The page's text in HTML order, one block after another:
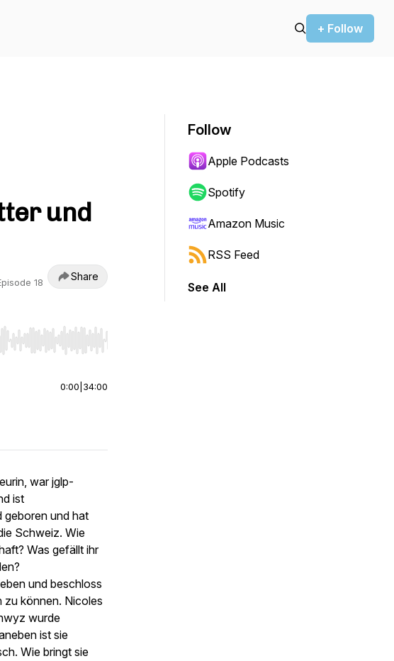
+ Follow
und
18 Share
to start or end. Hold shift to jump forward or backward.
0:00 34:00
war jglp-
ist
geboren und hat
Schweiz. Wie
Was gefällt ihr
und beschloss
zu können. Nicoles
wurde
ist sie
Wie bringt sie
Follow
Apple Podcasts
Spotify
Amazon Music
RSS Feed
See All